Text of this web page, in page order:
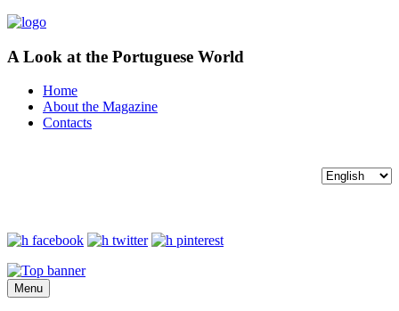
A Look at the Portuguese World
Home
About the Magazine
Contacts
Menu